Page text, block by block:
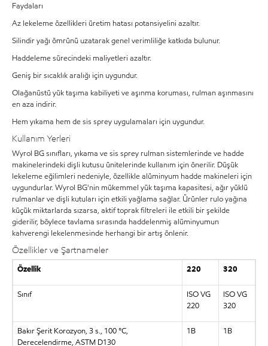
Faydaları
Az lekeleme özellikleri üretim hatası potansiyelini azaltır.
Silindir yağı ömrünü uzatarak genel verimliliğe katkıda bulunur.
Haddeleme sürecindeki maliyetleri azaltır.
Geniş bir sıcaklık aralığı için uygundur.
Olağanüstü yük taşıma kabiliyeti ve aşınma koruması, rulman aşınmasını
en aza indirir.
Hem yıkama hem de sis sprey uygulamaları için uygundur.
Kullanım Yerleri
Wyrol BG sınıfları, yıkama ve sis sprey rulman sistemlerinde ve hadde
makinelerindeki dişli kutusu ünitelerinde kullanım için önerilir. Düşük
lekeleme eğilimleri nedeniyle, özellikle alüminyum hadde makineleri için
uygundurlar. Wyrol BG'nin mükemmel yük taşıma kapasitesi, ağır yüklü
rulmanlar ve dişli kutuları için etkili yağlama sağlar. Ürünler rulo yağına
küçük miktarlarda sızarsa, aktif toprak filtreleri ile etkili bir şekilde
giderilir, böylece tavlama sırasında haddelenmiş alüminyumun
kahverengi lekelenmesinde herhangi bir artış önlenir.
Özellikler ve Şartnameler
Özellik 220 320
Sınıf
ISO VG
220
ISO VG
320
Bakır Şerit Korozyon, 3 s., 100 °C,
Derecelendirme, ASTM D130
1B 1B